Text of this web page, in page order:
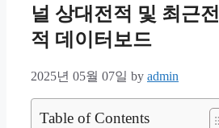
널 상대전적 및 최근전
적 데이터보드
2025년 05월 07일 by admin
Table of Contents